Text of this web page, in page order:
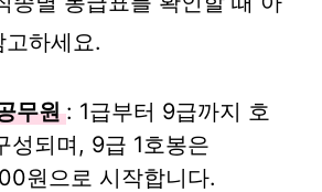
하세요.
무원 : 1급부터 9급까지 호
성되며, 9급 1호봉은
원으로 시작합니다.